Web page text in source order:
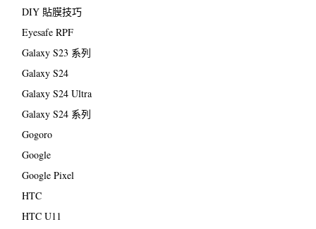
DIY 貼膜技巧
Eyesafe RPF
Galaxy S23 系列
Galaxy S24
Galaxy S24 Ultra
Galaxy S24 系列
Gogoro
Google
Google Pixel
HTC
HTC U11